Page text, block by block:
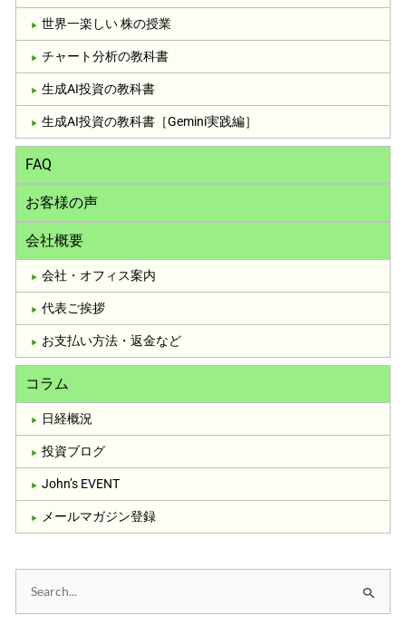
世界一楽しい 株の授業
チャート分析の教科書
生成AI投資の教科書
生成AI投資の教科書［Gemini実践編］
FAQ
お客様の声
会社概要
会社・オフィス案内
代表ご挨拶
お支払い方法・返金など
コラム
日経概況
投資ブログ
John’s EVENT
メールマガジン登録